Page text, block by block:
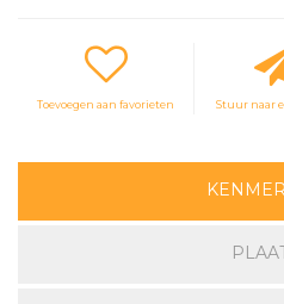
Toevoegen aan favorieten Stuur naar